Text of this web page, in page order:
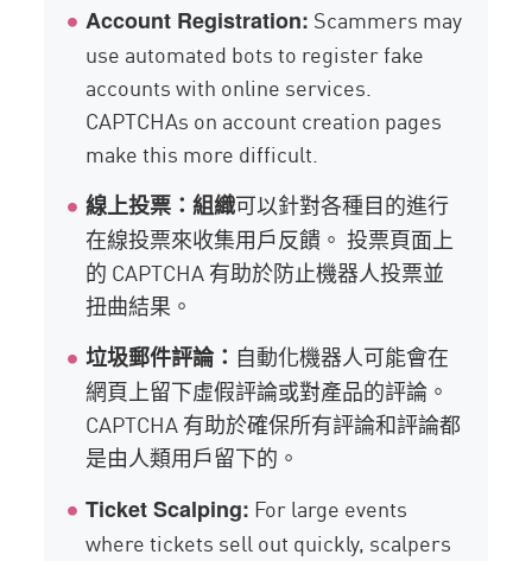
Account Registration: Scammers may
use automated bots to register fake
accounts with online services.
CAPTCHAs on account creation pages
make this more difficult.
線上投票：組織可以針對各種目的進行
在線投票來收集用戶反饋。 投票頁面上
的 CAPTCHA 有助於防止機器人投票並
扭曲結果。
垃圾郵件評論： 自動化機器人可能會在
網頁上留下虛假評論或對產品的評論。
CAPTCHA 有助於確保所有評論和評論都
是由人類用戶留下的。
Ticket Scalping: For large events
where tickets sell out quickly, scalpers